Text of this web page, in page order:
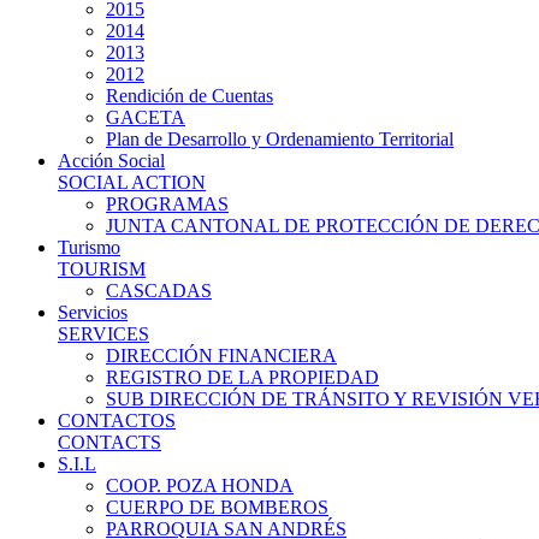
2015
2014
2013
2012
Rendición de Cuentas
GACETA
Plan de Desarrollo y Ordenamiento Territorial
Acción Social
SOCIAL ACTION
PROGRAMAS
JUNTA CANTONAL DE PROTECCIÓN DE
Turismo
TOURISM
CASCADAS
Servicios
SERVICES
DIRECCIÓN FINANCIERA
REGISTRO DE LA PROPIEDAD
SUB DIRECCIÓN DE TRÁNSITO Y REVISIÓN
CONTACTOS
CONTACTS
S.I.L
COOP. POZA HONDA
CUERPO DE BOMBEROS
PARROQUIA SAN ANDRÉS